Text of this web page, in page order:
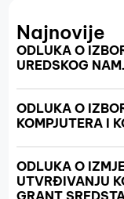
Najnovije
ODLUKA O
UREDSKOG
ODLUKA O
KOMPJUTERA I
ODLUKA O
UTVRĐIVANJU